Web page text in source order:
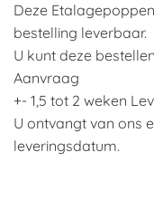
Deze
bestelling leverbaar.
U kunt deze
Aanvraag
+- 1,5 tot 2 weken
U ontvangt van ons
leveringsdatum.